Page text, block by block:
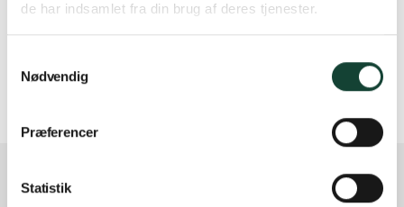
de har indsamlet fra din brug af deres tjenester.
Nødvendig
Præferencer
Statistik
Ålborgvej 86